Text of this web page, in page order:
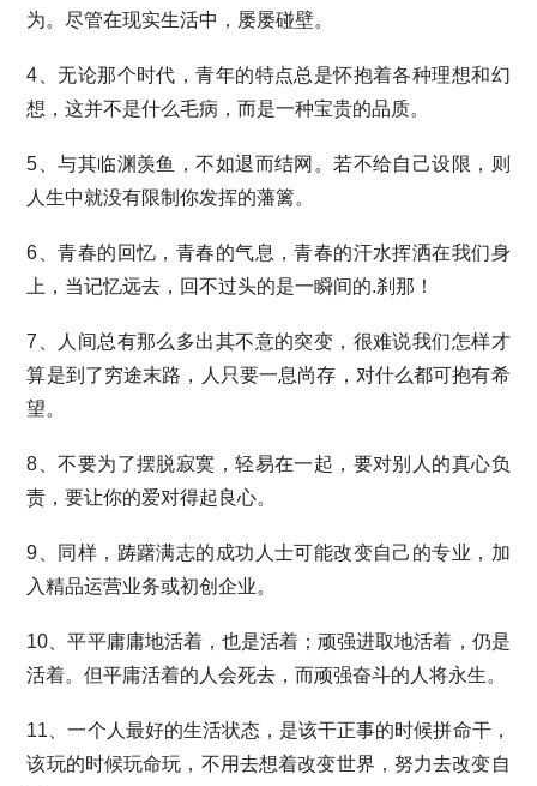
为。尽管在现实生活中，屡屡碰壁。
4、无论那个时代，青年的特点总是怀抱着各种理想和幻
想，这并不是什么毛病，而是一种宝贵的品质。
5、与其临渊羡鱼，不如退而结网。若不给自己设限，则
人生中就没有限制你发挥的藩篱。
6、青春的回忆，青春的气息，青春的汗水挥洒在我们身
上，当记忆远去，回不过头的是一瞬间的.刹那！
7、人间总有那么多出其不意的突变，很难说我们怎样才
算是到了穷途末路，人只要一息尚存，对什么都可抱有希
望。
8、不要为了摆脱寂寞，轻易在一起，要对别人的真心负
责，要让你的爱对得起良心。
9、同样，踌躇满志的成功人士可能改变自己的专业，加
入精品运营业务或初创企业。
10、平平庸庸地活着，也是活着；顽强进取地活着，仍是
活着。但平庸活着的人会死去，而顽强奋斗的人将永生。
11、一个人最好的生活状态，是该干正事的时候拼命干，
该玩的时候玩命玩，不用去想着改变世界，努力去改变自